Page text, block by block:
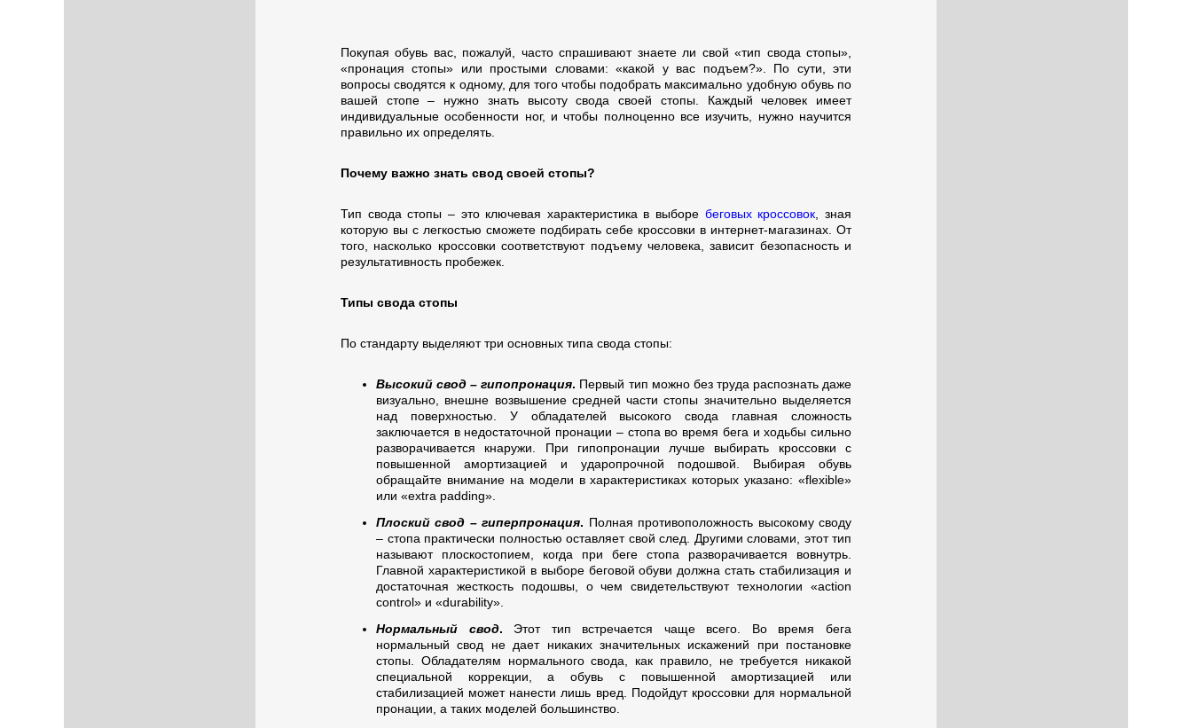
Покупая обувь вас, пожалуй, часто спрашивают знаете ли свой «тип свода стопы»,
«пронация стопы» или простыми словами: «какой у вас подъем?». По сути, эти
вопросы сводятся к одному, для того чтобы подобрать максимально удобную обувь по
вашей стопе – нужно знать высоту свода своей стопы. Каждый человек имеет
индивидуальные особенности ног, и чтобы полноценно все изучить, нужно научится
правильно их определять.
Почему важно знать свод своей стопы?
Тип свода стопы – это ключевая характеристика в выборе беговых кроссовок , зная
которую вы с легкостью сможете подбирать себе кроссовки в интернет-магазинах. От
того, насколько кроссовки соответствуют подъему человека, зависит безопасность и
результативность пробежек.
Типы свода стопы
По стандарту выделяют три основных типа свода стопы:
Высокий свод – гипопронация. Первый тип можно без труда распознать даже
визуально, внешне возвышение средней части стопы значительно выделяется
над поверхностью. У обладателей высокого свода главная сложность
заключается в недостаточной пронации – стопа во время бега и ходьбы сильно
разворачивается кнаружи. При гипопронации лучше выбирать кроссовки с
повышенной амортизацией и ударопрочной подошвой. Выбирая обувь
обращайте внимание на модели в характеристиках которых указано: «flexible»
или «extra padding».
Плоский свод – гиперпронация. Полная противоположность высокому своду
– стопа практически полностью оставляет свой след. Другими словами, этот тип
называют плоскостопием, когда при беге стопа разворачивается вовнутрь.
Главной характеристикой в выборе беговой обуви должна стать стабилизация и
достаточная жесткость подошвы, о чем свидетельствуют технологии «action
control» и «durability».
Нормальный свод. Этот тип встречается чаще всего. Во время бега
нормальный свод не дает никаких значительных искажений при постановке
стопы. Обладателям нормального свода, как правило, не требуется никакой
специальной коррекции, а обувь с повышенной амортизацией или
стабилизацией может нанести лишь вред. Подойдут кроссовки для нормальной
пронации, а таких моделей большинство.